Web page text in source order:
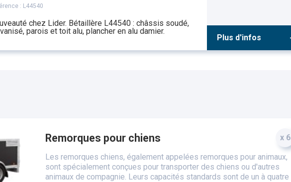
: L44540
chez Lider. Bétaillère L44540 : châssis soudé,
parois et toit alu, plancher en alu damier.
Plus d'infos
Remorques pour chiens x 6
Les remorques chiens, également appelées remorques pour animaux,
sont spécialement conçues pour transporter des chiens ou d'autres
animaux de compagnie. Leurs capacités standards sont de un à quatre